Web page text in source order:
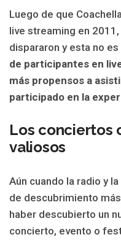
Luego de que
live streaming en
dispararon y esta no
de participantes en
más propensos a
participado en la
Los conciertos
valiosos
Aún cuando la radio y
de descubrimiento
haber descubierto un
concierto, evento o